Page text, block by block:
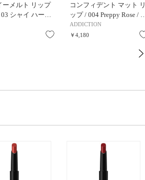
ーメルト リップ
シャイ ハー…
お気に入り
コンフィデント マット リ
ップ / 004 Preppy Rose / …
ADDICTION
￥4,180